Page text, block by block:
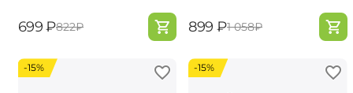
‍699‍ ₽‍822‍₽ ‍899‍ ₽‍1 058‍₽
-15% -15%